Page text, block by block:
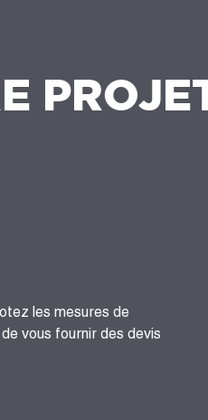
les mesures de
vous fournir des devis